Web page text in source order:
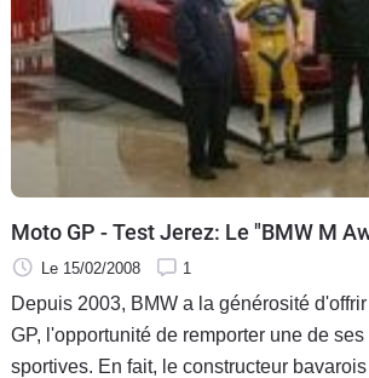
Moto GP - Test Jerez: Le "BMW M
Le 15/02/2008 1
Depuis 2003, BMW a la générosité
GP, l'opportunité de remporter une de
sportives. En fait, le constructeur bavarois donne même la